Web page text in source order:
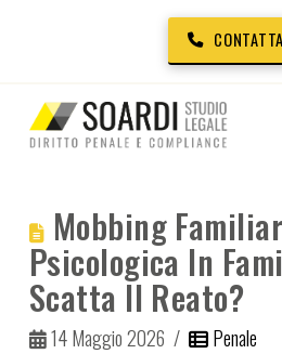
Mobbing
Psicologica In
Scatta Il Reato?
14 Maggio 2026 Penale